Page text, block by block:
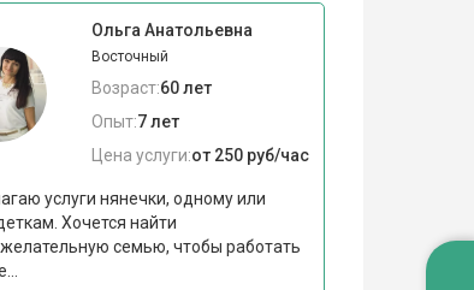
Ольга Анатольевна
Восточный
Возраст:60 лет
Опыт:7 лет
Цена услуги:от 250 руб/час
услуги нянечки, одному или
Хочется найти
семью, чтобы работать